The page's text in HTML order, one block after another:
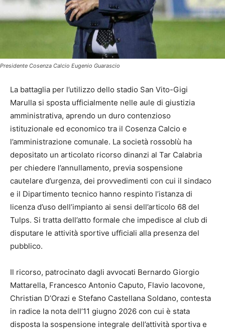
Presidente Cosenza Calcio Eugenio Guarascio
La battaglia per l’utilizzo dello stadio San Vito-Gigi
Marulla si sposta ufficialmente nelle aule di giustizia
amministrativa, aprendo un duro contenzioso
istituzionale ed economico tra il Cosenza Calcio e
l’amministrazione comunale. La società rossoblù ha
depositato un articolato ricorso dinanzi al Tar Calabria
per chiedere l’annullamento, previa sospensione
cautelare d’urgenza, dei provvedimenti con cui il sindaco
e il Dipartimento tecnico hanno respinto l’istanza di
licenza d’uso dell’impianto ai sensi dell’articolo 68 del
Tulps. Si tratta dell’atto formale che impedisce al club di
disputare le attività sportive ufficiali alla presenza del
pubblico.
Il ricorso, patrocinato dagli avvocati Bernardo Giorgio
Mattarella, Francesco Antonio Caputo, Flavio Iacovone,
Christian D’Orazi e Stefano Castellana Soldano, contesta
in radice la nota dell’11 giugno 2026 con cui è stata
disposta la sospensione integrale dell’attività sportiva e